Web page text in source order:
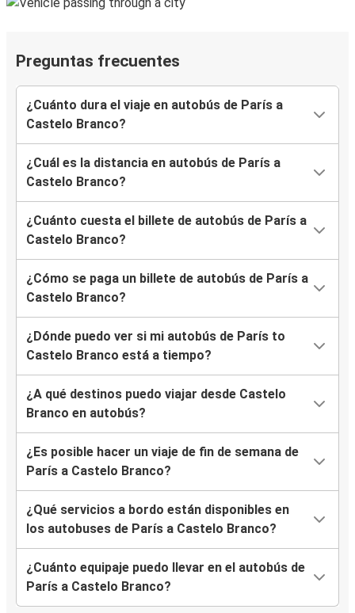
Preguntas frecuentes
¿Cuánto dura el viaje en autobús de París a
Castelo Branco?
¿Cuál es la distancia en autobús de París a
Castelo Branco?
¿Cuánto cuesta el billete de autobús de París a
Castelo Branco?
¿Cómo se paga un billete de autobús de París a
Castelo Branco?
¿Dónde puedo ver si mi autobús de París to
Castelo Branco está a tiempo?
¿A qué destinos puedo viajar desde Castelo
Branco en autobús?
¿Es posible hacer un viaje de fin de semana de
París a Castelo Branco?
¿Qué servicios a bordo están disponibles en
los autobuses de París a Castelo Branco?
¿Cuánto equipaje puedo llevar en el autobús de
París a Castelo Branco?